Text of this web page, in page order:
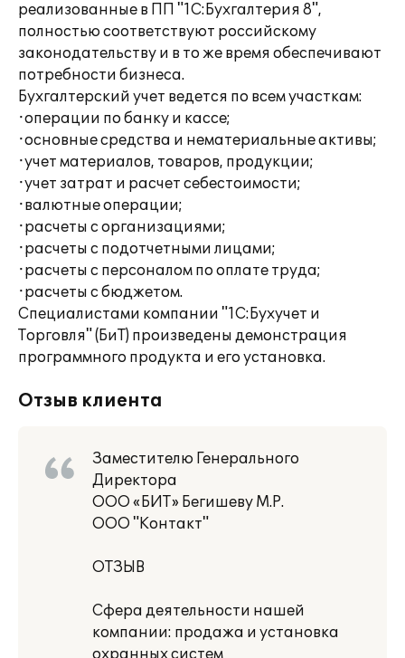
реализованные в ПП "1С:Бухгалтерия 8",
полностью соответствуют российскому
законодательству и в то же время обеспечивают
потребности бизнеса.
Бухгалтерский учет ведется по всем участкам:
·операции по банку и кассе;
·основные средства и нематериальные активы;
·учет материалов, товаров, продукции;
·учет затрат и расчет себестоимости;
·валютные операции;
·расчеты с организациями;
·расчеты с подотчетными лицами;
·расчеты с персоналом по оплате труда;
·расчеты с бюджетом.
Специалистами компании "1С:Бухучет и
Торговля" (БиТ) произведены демонстрация
программного продукта и его установка.
Отзыв клиента
Заместителю Генерального
Директора
ООО «БИТ» Бегишеву М.Р.
ООО "Контакт"
ОТЗЫВ
Сфера деятельности нашей
компании: продажа и установка
охранных систем